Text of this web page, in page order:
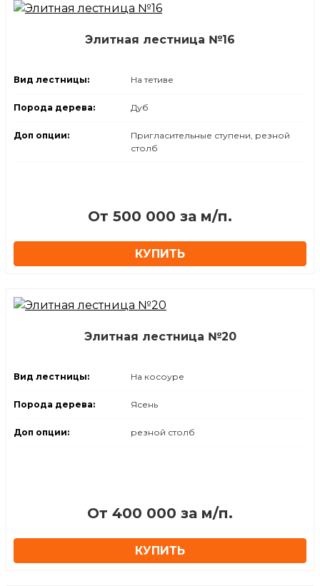
Элитная лестница №16
Вид лестницы: На тетиве
Порода дерева: Дуб
Доп опции:
Пригласительные ступени, резной
столб
От 500 000 за м/п.
КУПИТЬ
Элитная лестница №20
Вид лестницы: На косоуре
Порода дерева: Ясень
Доп опции: резной столб
От 400 000 за м/п.
КУПИТЬ